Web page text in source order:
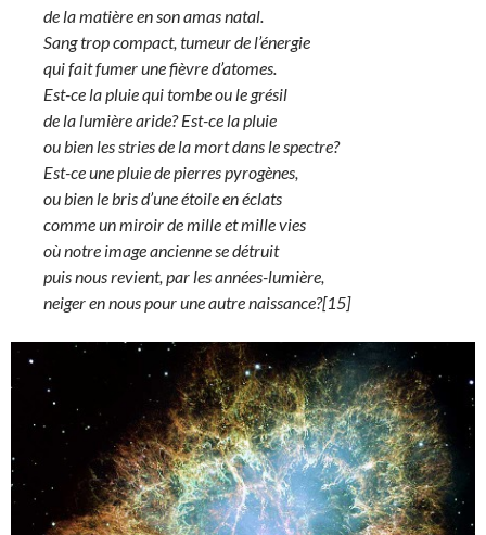
de la matière en son amas natal.
Sang trop compact, tumeur de l’énergie
qui fait fumer une fièvre d’atomes.
Est-ce la pluie qui tombe ou le grésil
de la lumière aride? Est-ce la pluie
ou bien les stries de la mort dans le spectre?
Est-ce une pluie de pierres pyrogènes,
ou bien le bris d’une étoile en éclats
comme un miroir de mille et mille vies
où notre image ancienne se détruit
puis nous revient, par les années-lumière,
neiger en nous pour une autre naissance?[15]